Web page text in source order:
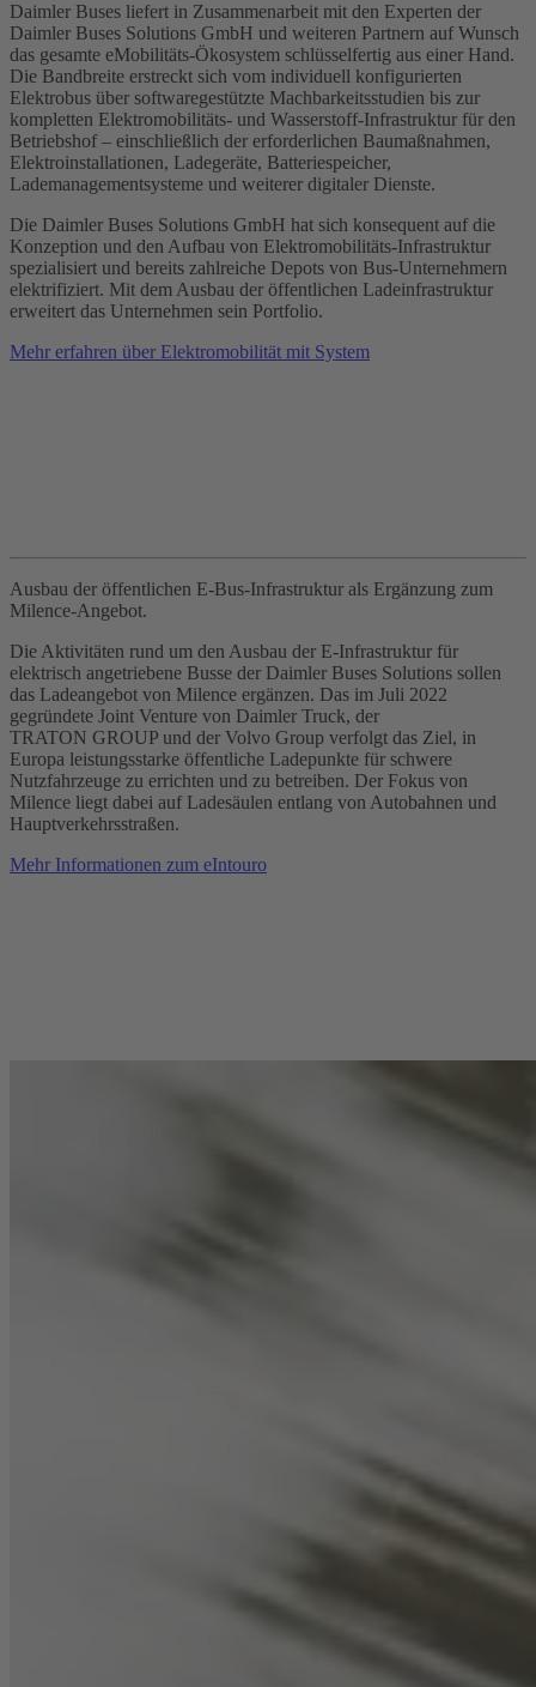
Daimler Buses liefert in Zusammenarbeit mit den Experten der
Daimler Buses Solutions GmbH und weiteren Partnern auf Wunsch
das gesamte eMobilitäts-Ökosystem schlüsselfertig aus einer Hand.
Die Bandbreite erstreckt sich vom individuell konfigurierten
Elektrobus über softwaregestützte Machbarkeitsstudien bis zur
kompletten Elektromobilitäts- und Wasserstoff-Infrastruktur für den
Betriebshof – einschließlich der erforderlichen Baumaßnahmen,
Elektroinstallationen, Ladegeräte, Batteriespeicher,
Lademanagementsysteme und weiterer digitaler Dienste.
Die Daimler Buses Solutions GmbH hat sich konsequent auf die
Konzeption und den Aufbau von Elektromobilitäts-Infrastruktur
spezialisiert und bereits zahlreiche Depots von Bus-Unternehmern
elektrifiziert. Mit dem Ausbau der öffentlichen Ladeinfrastruktur
erweitert das Unternehmen sein Portfolio.
Mehr erfahren über Elektromobilität mit System
Ausbau der öffentlichen E‑Bus-Infrastruktur als Ergänzung zum
Milence‑Angebot.
Die Aktivitäten rund um den Ausbau der E‑Infrastruktur für
elektrisch angetriebene Busse der Daimler Buses Solutions sollen
das Ladeangebot von Milence ergänzen. Das im Juli 2022
gegründete Joint Venture von Daimler Truck, der
TRATON GROUP und der Volvo Group verfolgt das Ziel, in
Europa leistungsstarke öffentliche Ladepunkte für schwere
Nutzfahrzeuge zu errichten und zu betreiben. Der Fokus von
Milence liegt dabei auf Ladesäulen entlang von Autobahnen und
Hauptverkehrsstraßen.
Mehr Informationen zum eIntouro